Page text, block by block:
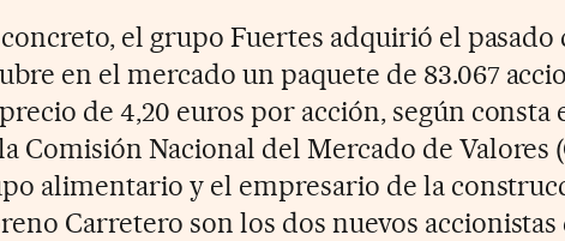
el grupo Fuertes adquirió el pasado
en el mercado un paquete de 83.067
de 4,20 euros por acción, según consta
Comisión Nacional del Mercado de Valores
alimentario y el empresario de la
Carretero son los dos nuevos